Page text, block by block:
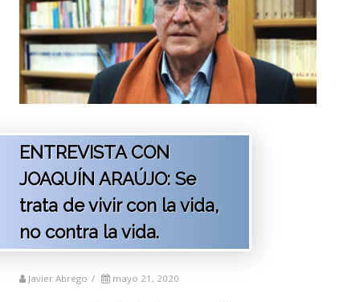
ENTREVISTA CON
JOAQUÍN ARAÚJO: Se
trata de vivir con la vida,
no contra la vida.
Javier Abrego / mayo 21, 2020